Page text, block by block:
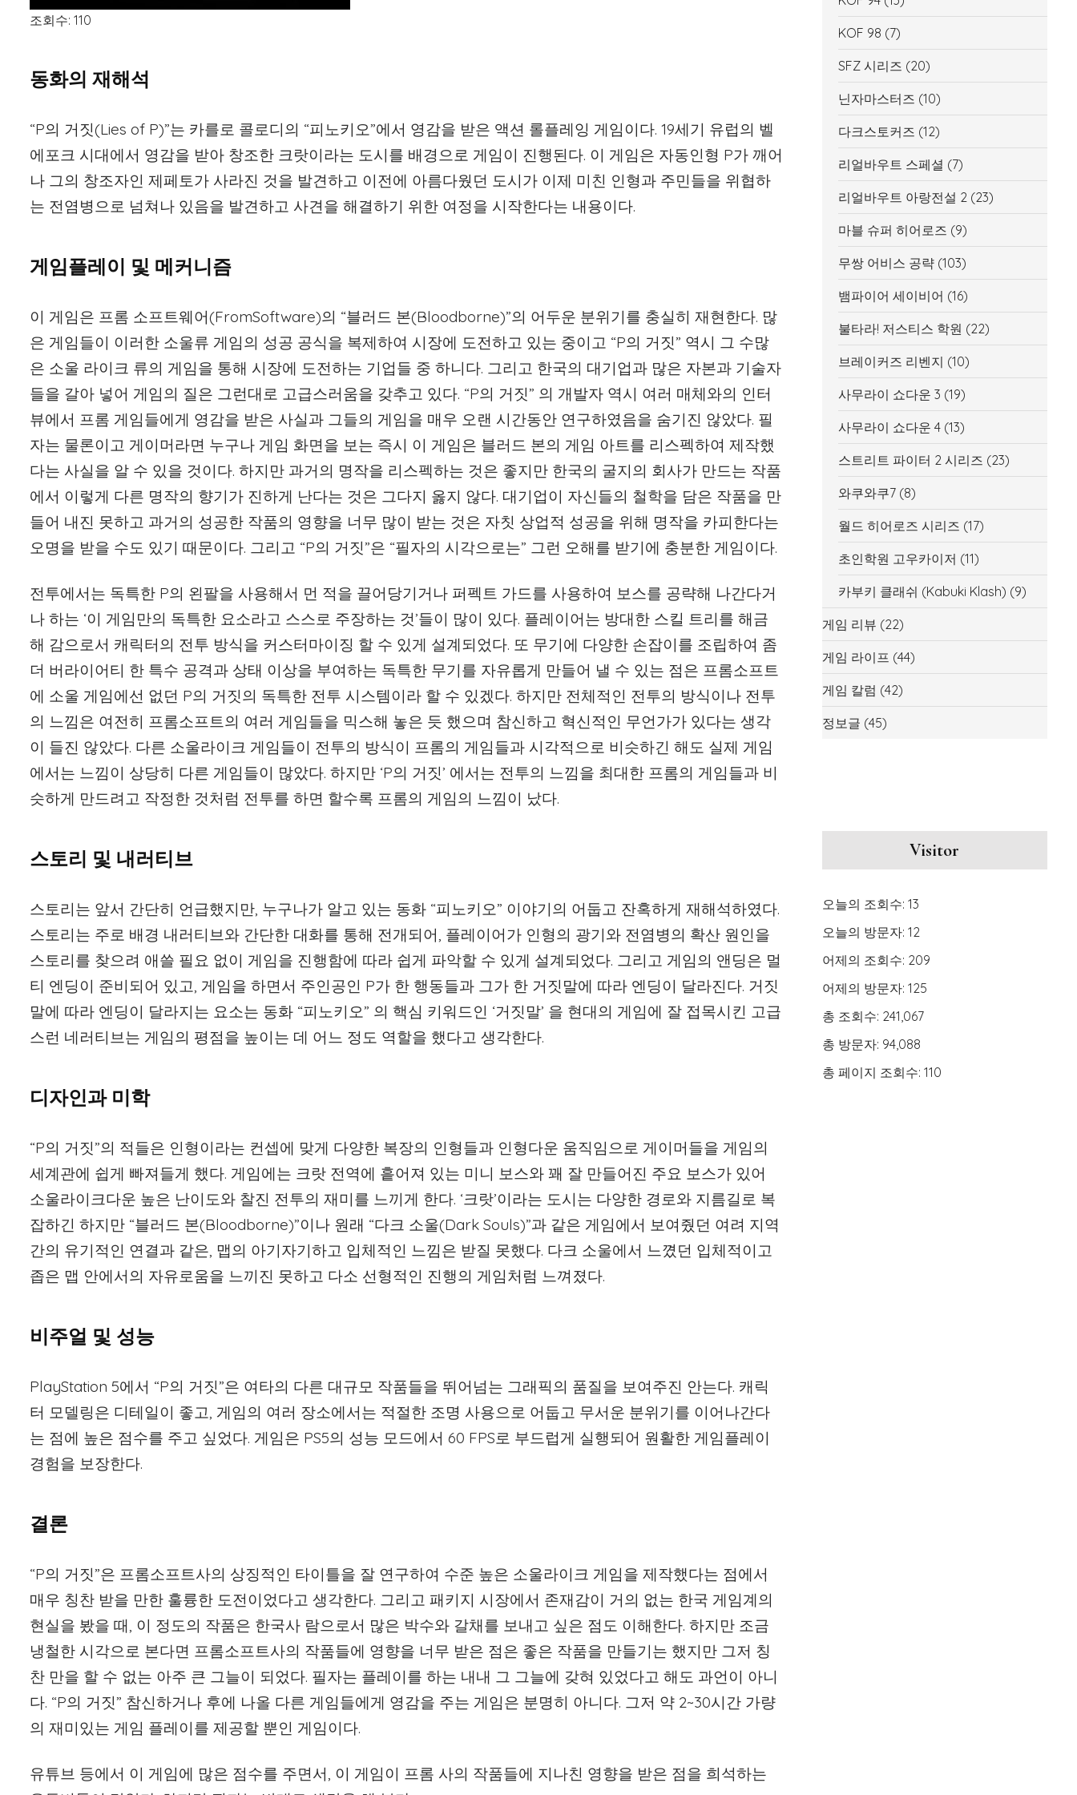
조회수: 110
동화의 재해석
“P의 거짓(Lies of P)”는 카를로 콜로디의 “피노키오”에서 영감을 받은 액션 롤플레잉 게임이다. 19세기 유럽의 벨
에포크 시대에서 영감을 받아 창조한 크랏이라는 도시를 배경으로 게임이 진행된다. 이 게임은 자동인형 P가 깨어
나 그의 창조자인 제페토가 사라진 것을 발견하고 이전에 아름다웠던 도시가 이제 미친 인형과 주민들을 위협하
는 전염병으로 넘쳐나 있음을 발견하고 사견을 해결하기 위한 여정을 시작한다는 내용이다.
게임플레이 및 메커니즘
이 게임은 프롬 소프트웨어(FromSoftware)의 “블러드 본(Bloodborne)”의 어두운 분위기를 충실히 재현한다. 많
은 게임들이 이러한 소울류 게임의 성공 공식을 복제하여 시장에 도전하고 있는 중이고 “P의 거짓” 역시 그 수많
은 소울 라이크 류의 게임을 통해 시장에 도전하는 기업들 중 하니다. 그리고 한국의 대기업과 많은 자본과 기술자
들을 갈아 넣어 게임의 질은 그런대로 고급스러움을 갖추고 있다. “P의 거짓” 의 개발자 역시 여러 매체와의 인터
뷰에서 프롬 게임들에게 영감을 받은 사실과 그들의 게임을 매우 오랜 시간동안 연구하였음을 숨기진 않았다. 필
자는 물론이고 게이머라면 누구나 게임 화면을 보는 즉시 이 게임은 블러드 본의 게임 아트를 리스펙하여 제작했
다는 사실을 알 수 있을 것이다. 하지만 과거의 명작을 리스펙하는 것은 좋지만 한국의 굴지의 회사가 만드는 작품
에서 이렇게 다른 명작의 향기가 진하게 난다는 것은 그다지 옳지 않다. 대기업이 자신들의 철학을 담은 작품을 만
들어 내진 못하고 과거의 성공한 작품의 영향을 너무 많이 받는 것은 자칫 상업적 성공을 위해 명작을 카피한다는
오명을 받을 수도 있기 때문이다. 그리고 “P의 거짓”은 “필자의 시각으로는” 그런 오해를 받기에 충분한 게임이다.
전투에서는 독특한 P의 왼팔을 사용해서 먼 적을 끌어당기거나 퍼펙트 가드를 사용하여 보스를 공략해 나간다거
나 하는 ‘이 게임만의 독특한 요소라고 스스로 주장하는 것’들이 많이 있다. 플레이어는 방대한 스킬 트리를 해금
해 감으로서 캐릭터의 전투 방식을 커스터마이징 할 수 있게 설계되었다. 또 무기에 다양한 손잡이를 조립하여 좀
더 버라이어티 한 특수 공격과 상태 이상을 부여하는 독특한 무기를 자유롭게 만들어 낼 수 있는 점은 프롬소프트
에 소울 게임에선 없던 P의 거짓의 독특한 전투 시스템이라 할 수 있겠다. 하지만 전체적인 전투의 방식이나 전투
의 느낌은 여전히 프롬소프트의 여러 게임들을 믹스해 놓은 듯 했으며 참신하고 혁신적인 무언가가 있다는 생각
이 들진 않았다. 다른 소울라이크 게임들이 전투의 방식이 프롬의 게임들과 시각적으로 비슷하긴 해도 실제 게임
에서는 느낌이 상당히 다른 게임들이 많았다. 하지만 ‘P의 거짓’ 에서는 전투의 느낌을 최대한 프롬의 게임들과 비
슷하게 만드려고 작정한 것처럼 전투를 하면 할수록 프롬의 게임의 느낌이 났다.
스토리 및 내러티브
스토리는 앞서 간단히 언급했지만, 누구나가 알고 있는 동화 “피노키오” 이야기의 어둡고 잔혹하게 재해석하였다.
스토리는 주로 배경 내러티브와 간단한 대화를 통해 전개되어, 플레이어가 인형의 광기와 전염병의 확산 원인을
스토리를 찾으려 애쓸 필요 없이 게임을 진행함에 따라 쉽게 파악할 수 있게 설계되었다. 그리고 게임의 앤딩은 멀
티 엔딩이 준비되어 있고, 게임을 하면서 주인공인 P가 한 행동들과 그가 한 거짓말에 따라 엔딩이 달라진다. 거짓
말에 따라 엔딩이 달라지는 요소는 동화 “피노키오” 의 핵심 키워드인 ‘거짓말’ 을 현대의 게임에 잘 접목시킨 고급
스런 네러티브는 게임의 평점을 높이는 데 어느 정도 역할을 했다고 생각한다.
디자인과 미학
“P의 거짓”의 적들은 인형이라는 컨셉에 맞게 다양한 복장의 인형들과 인형다운 움직임으로 게이머들을 게임의
세계관에 쉽게 빠져들게 했다. 게임에는 크랏 전역에 흩어져 있는 미니 보스와 꽤 잘 만들어진 주요 보스가 있어
소울라이크다운 높은 난이도와 찰진 전투의 재미를 느끼게 한다. ‘크랏’이라는 도시는 다양한 경로와 지름길로 복
잡하긴 하지만 “블러드 본(Bloodborne)”이나 원래 “다크 소울(Dark Souls)”과 같은 게임에서 보여줬던 여려 지역
간의 유기적인 연결과 같은, 맵의 아기자기하고 입체적인 느낌은 받질 못했다. 다크 소울에서 느꼈던 입체적이고
좁은 맵 안에서의 자유로움을 느끼진 못하고 다소 선형적인 진행의 게임처럼 느껴졌다.
비주얼 및 성능
PlayStation 5에서 “P의 거짓”은 여타의 다른 대규모 작품들을 뛰어넘는 그래픽의 품질을 보여주진 안는다. 캐릭
터 모델링은 디테일이 좋고, 게임의 여러 장소에서는 적절한 조명 사용으로 어둡고 무서운 분위기를 이어나간다
는 점에 높은 점수를 주고 싶었다. 게임은 PS5의 성능 모드에서 60 FPS로 부드럽게 실행되어 원활한 게임플레이
경험을 보장한다.
결론
“P의 거짓”은 프롬소프트사의 상징적인 타이틀을 잘 연구하여 수준 높은 소울라이크 게임을 제작했다는 점에서
매우 칭찬 받을 만한 훌륭한 도전이었다고 생각한다. 그리고 패키지 시장에서 존재감이 거의 없는 한국 게임계의
현실을 봤을 때, 이 정도의 작품은 한국사 람으로서 많은 박수와 갈채를 보내고 싶은 점도 이해한다. 하지만 조금
냉철한 시각으로 본다면 프롬소프트사의 작품들에 영향을 너무 받은 점은 좋은 작품을 만들기는 했지만 그저 칭
찬 만을 할 수 없는 아주 큰 그늘이 되었다. 필자는 플레이를 하는 내내 그 그늘에 갖혀 있었다고 해도 과언이 아니
다. “P의 거짓” 참신하거나 후에 나올 다른 게임들에게 영감을 주는 게임은 분명히 아니다. 그저 약 2~30시간 가량
의 재미있는 게임 플레이를 제공할 뿐인 게임이다.
유튜브 등에서 이 게임에 많은 점수를 주면서, 이 게임이 프롬 사의 작품들에 지나친 영향을 받은 점을 희석하는
KOF 98 (7)
SFZ 시리즈 (20)
닌자마스터즈 (10)
다크스토커즈 (12)
리얼바우트 스페셜 (7)
리얼바우트 아랑전설 2(23)
마블 슈퍼 히어로즈 (9)
무쌍 어비스 공략(103)
뱀파이어 세이비어 (16)
불타라! 저스티스 학원 (22)
브레이커즈 리벤지 (10)
사무라이 쇼다운 3 (19)
사무라이 쇼다운 4(13)
스트리트 파이터 2 시리즈 (23)
와쿠와쿠7(8)
월드 히어로즈 시리즈 (17)
초인학원 고우카이저 (11)
카부키 클래쉬 (Kabuki Klash) (9)
게임 리뷰 (22)
게임 라이프 (44)
게임 칼럼 (42)
정보글 (45)
Visitor
오늘의 조회수: 13
오늘의 방문자: 12
어제의 조회수: 209
어제의 방문자: 125
총 조회수: 241,067
총 방문자: 94,088
총 페이지 조회수: 110